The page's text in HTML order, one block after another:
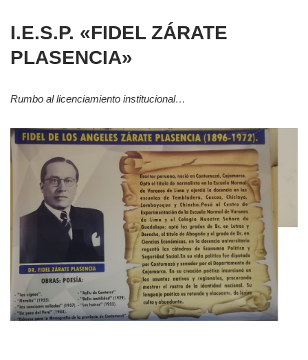
I.E.S.P. «FIDEL ZÁRATE
PLASENCIA»
Rumbo al licenciamiento institucional…